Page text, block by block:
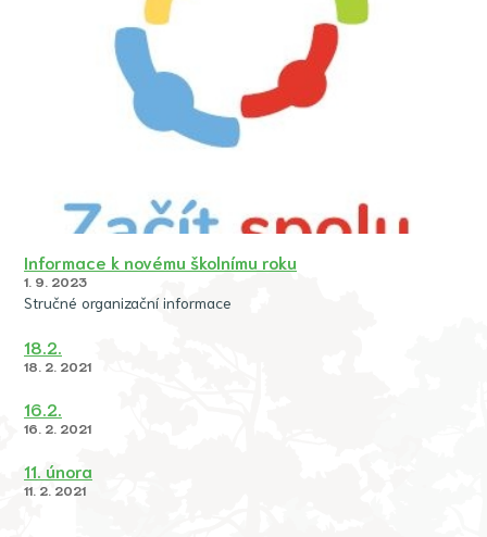
Informace k novému školnímu roku
1. 9. 2023
Stručné organizační informace
18.2.
18. 2. 2021
16.2.
16. 2. 2021
11. února
11. 2. 2021